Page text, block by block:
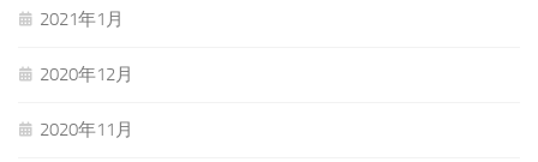
2021年1月
2020年12月
2020年11月